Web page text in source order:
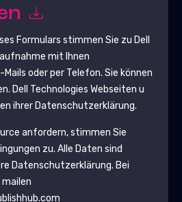
Formulars stimmen Sie zu Dell
mit Ihnen
oder per Telefon. Sie können
Dell Technologies Webseiten u
ihrer Datenschutzerklärung.
anfordern, stimmen Sie
zu. Alle Daten sind
Datenschutzerklärung. Bei